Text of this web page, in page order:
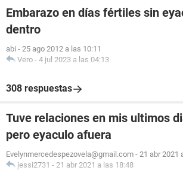
Embarazo en días fértiles sin
dentro
abi - 25 ago 2012 a las 10:11
Vero - 4 jul 2023 a las 04:13
308 respuestas
Tuve relaciones en mis ultimos
pero eyaculo afuera
Evelynmercedespezovela@gmail.com - 21 abr 2021
jessi2731 - 21 abr 2021 a las 18:48